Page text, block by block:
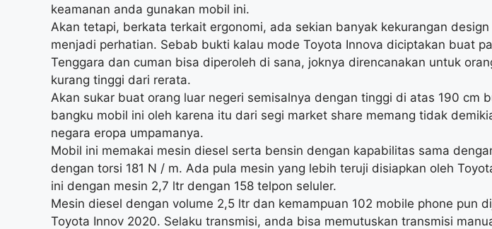
keamanan anda gunakan mobil ini.
Akan tetapi, berkata terkait ergonomi, ada sekian banyak kekurangan
menjadi perhatian. Sebab bukti kalau mode Toyota Innova diciptakan buat
Tenggara dan cuman bisa diperoleh di sana, joknya direncanakan untuk
kurang tinggi dari rerata.
Akan sukar buat orang luar negeri semisalnya dengan tinggi di atas 190 cm
bangku mobil ini oleh karena itu dari segi market share memang tidak
negara eropa umpamanya.
Mobil ini memakai mesin diesel serta bensin dengan kapabilitas sama
dengan torsi 181 N / m. Ada pula mesin yang lebih teruji disiapkan oleh
ini dengan mesin 2,7 ltr dengan 158 telpon seluler.
Mesin diesel dengan volume 2,5 ltr dan kemampuan 102 mobile phone pun
Toyota Innov 2020. Selaku transmisi, anda bisa memutuskan transmisi